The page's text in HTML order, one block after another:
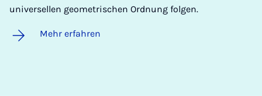
universellen geometrischen Ordnung folgen.
Mehr erfahren